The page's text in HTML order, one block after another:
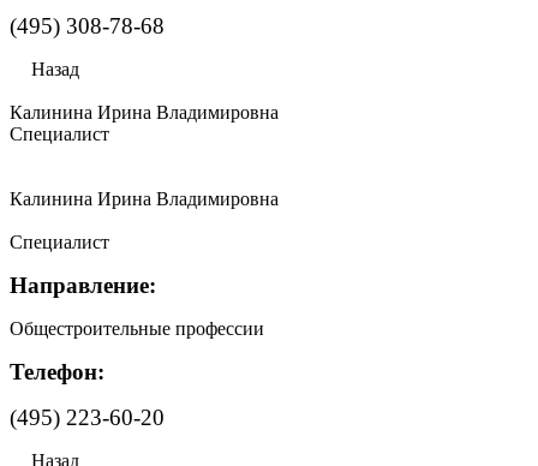
(495) 308-78-68
Назад
Калинина Ирина Владимировна
Специалист
Калинина Ирина Владимировна
Специалист
Направление:
Общестроительные профессии
Телефон:
(495) 223-60-20
Назад